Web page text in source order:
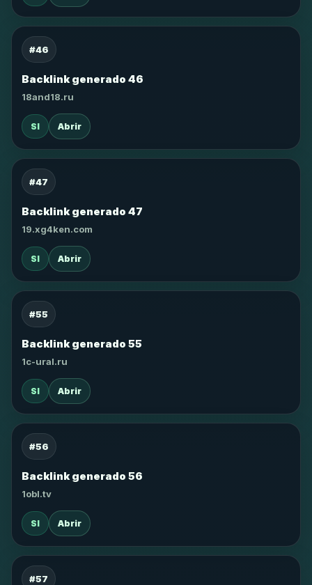
#46
Backlink generado 46
18and18.ru
SI Abrir
#47
Backlink generado 47
19.xg4ken.com
SI Abrir
#55
Backlink generado 55
1c-ural.ru
SI Abrir
#56
Backlink generado 56
1obl.tv
SI Abrir
#57